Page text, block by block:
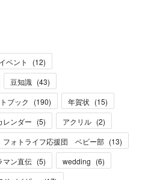
ベント (12)
豆知識 (43)
ブック (190) 年賀状 (15)
レンダー (5) アクリル (2)
フォトライフ応援団 ベビー部 (13)
マン直伝 (5) wedding (6)